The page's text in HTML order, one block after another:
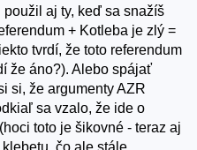
aj ty, keď sa snažíš
+ Kotleba je zlý =
tvrdí, že toto referendum
že áno?). Alebo spájať
si, že argumenty AZR
sa vzalo, že ide o
toto je šikovné - teraz aj
čo ale stále